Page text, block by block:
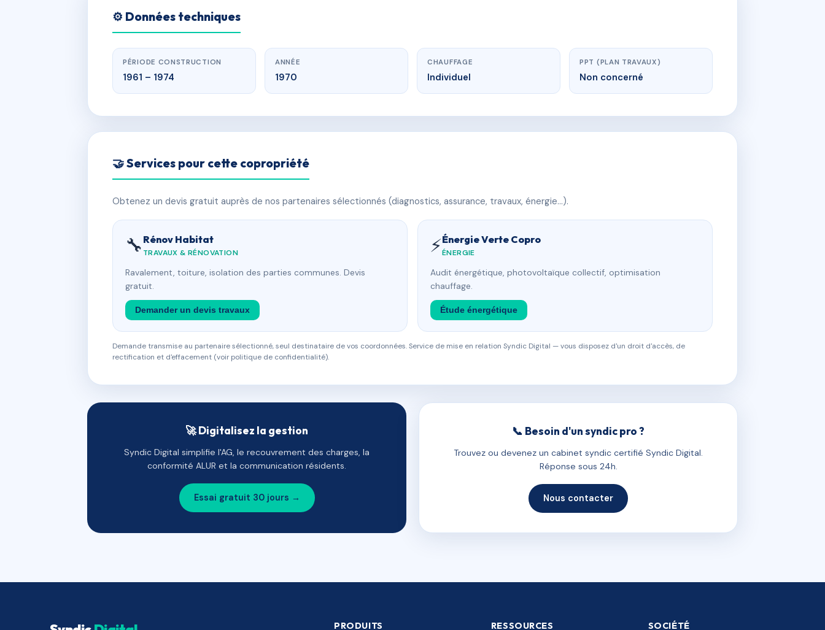
⚙️ Données techniques
PÉRIODE CONSTRUCTION
1961 – 1974
ANNÉE
1970
CHAUFFAGE
Individuel
PPT (PLAN TRAVAUX)
Non concerné
🤝 Services pour cette copropriété
Obtenez un devis gratuit auprès de nos partenaires sélectionnés (diagnostics, assurance, travaux, énergie…).
🔧 Rénov Habitat
TRAVAUX & RÉNOVATION
Ravalement, toiture, isolation des parties communes. Devis
gratuit.
Demander un devis travaux
⚡Énergie Verte Copro
ÉNERGIE
Audit énergétique, photovoltaïque collectif, optimisation
chauffage.
Étude énergétique
Demande transmise au partenaire sélectionné, seul destinataire de vos coordonnées. Service de mise en relation Syndic Digital — vous disposez d'un droit d'accès, de
rectification et d'effacement (voir politique de confidentialité).
🚀 Digitalisez la gestion
Syndic Digital simplifie l'AG, le recouvrement des charges, la
conformité ALUR et la communication résidents.
Essai gratuit 30 jours →
📞 Besoin d'un syndic pro ?
Trouvez ou devenez un cabinet syndic certifié Syndic Digital.
Réponse sous 24h.
Nous contacter
PRODUITS RESSOURCES SOCIÉTÉ